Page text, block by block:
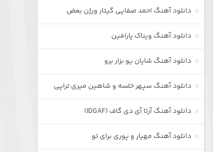
دانلود آهنگ احمد صفایی گیتار ورژن بعض
دانلود آهنگ ویناک پارافین
دانلود آهنگ شایان یو بزار برو
دانلود آهنگ سپهر خلسه و شاهین میری تراپی
دانلود آهنگ آرتا آی دی گاف (IDGAF)
دانلود آهنگ مهیار و پوری برای تو